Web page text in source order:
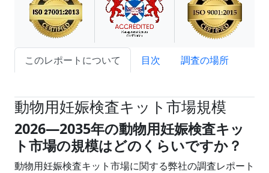
このレポートについて 目次
調査の場所
動物用妊娠検査キット市場規模
2026―2035年の動物用妊娠検査キッ
ト市場の規模はどのくらいですか？
動物用妊娠検査キット市場に関する弊社の調査レポート